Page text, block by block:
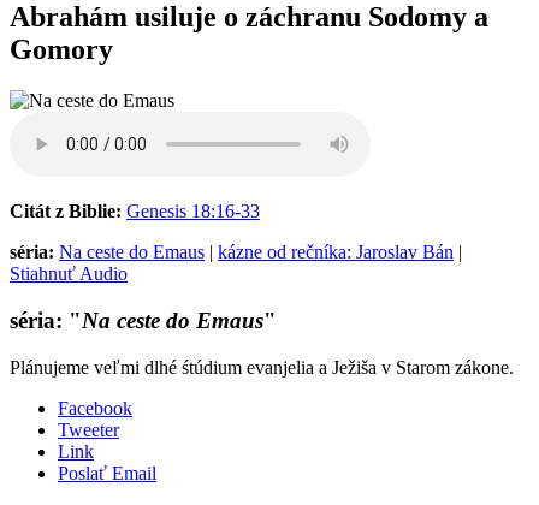
Abrahám usiluje o záchranu Sodomy a
Gomory
Citát z Biblie: Genesis 18:16-33
séria: Na ceste do Emaus | kázne od rečníka: Jaroslav Bán |
Stiahnuť Audio
séria: "Na ceste do Emaus"
Plánujeme veľmi dlhé śtúdium evanjelia a Ježiša v Starom zákone.
Facebook
Tweeter
Link
Poslať Email